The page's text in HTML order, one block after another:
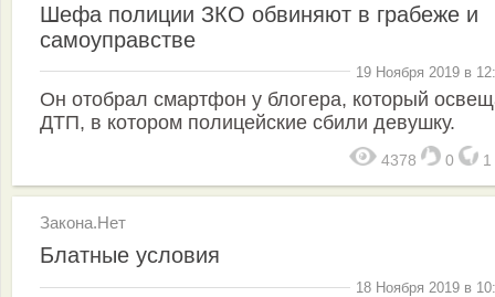
Шефа полиции ЗКО обвиняют в грабеже и
самоуправстве
19 Ноября 2019 в
Он отобрал смартфон у блогера, который
ДТП, в котором полицейские сбили девушку.
4378 0 1
Закона.Нет
Блатные условия
18 Ноября 2019 в